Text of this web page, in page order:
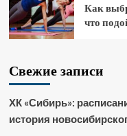
Как
что
Свежие записи
ХК «Сибирь»:
история